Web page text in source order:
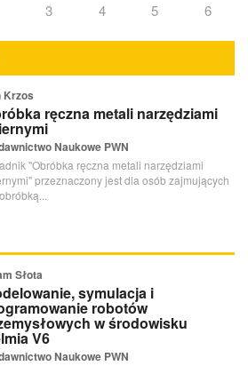
3 4 5 6
Krzos
ręczna metali narzędziami
Naukowe PWN
"Obróbka ręczna metali narzędziami
przeznaczony jest dla osób zajmujących
Słota
symulacja i
robotów
w środowisku
V6
Naukowe PWN